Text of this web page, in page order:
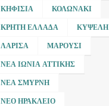
ΚΗΦΙΣΙΆ ΚΟΛΩΝΆΚΙ
ΚΡΉΤΗ ΕΛΛΆΔΑ ΚΥΨΈΛΗ
ΛΆΡΙΣΑ ΜΑΡΟΎΣΙ
ΝΈΑ ΙΩΝΊΑ ΑΤΤΙΚΉΣ
ΝΈΑ ΣΜΎΡΝΗ
ΝΈΟ ΗΡΆΚΛΕΙΟ